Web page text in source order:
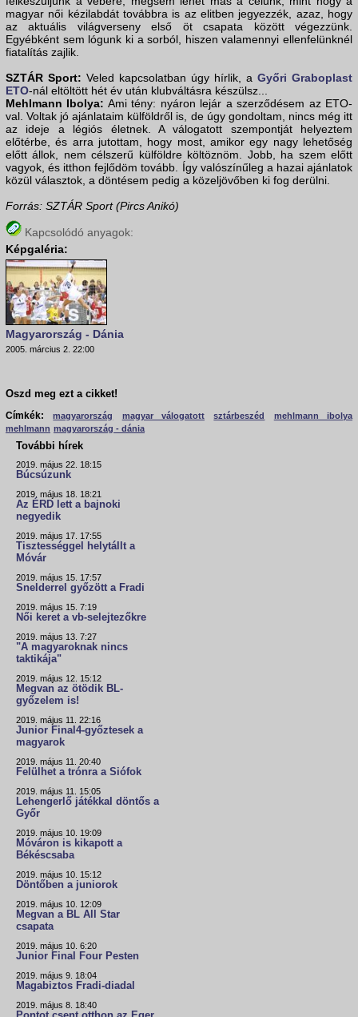
magyar női kézilabdát továbbra is az elitben jegyezzék, azaz, hogy
az aktuális világverseny első öt csapata között végezzünk.
Egyébként sem lógunk ki a sorból, hiszen valamennyi ellenfelünknél
fiatalítás zajlik.
SZTÁR Sport: Veled kapcsolatban úgy hírlik, a Győri Graboplast
ETO-nál eltöltött hét év után klubváltásra készülsz...
Mehlmann Ibolya: Ami tény: nyáron lejár a szerződésem az ETO-
val. Voltak jó ajánlataim külföldről is, de úgy gondoltam, nincs még itt
az ideje a légiós életnek. A válogatott szempontját helyeztem
előtérbe, és arra jutottam, hogy most, amikor egy nagy lehetőség
előtt állok, nem célszerű külföldre költöznöm. Jobb, ha szem előtt
vagyok, és itthon fejlődöm tovább. Így valószínűleg a hazai ajánlatok
közül választok, a döntésem pedig a közeljövőben ki fog derülni.
Forrás: SZTÁR Sport (Pircs Anikó)
Kapcsolódó anyagok:
Képgaléria:
Magyarország - Dánia
2005. március 2. 22:00
Oszd meg ezt a cikket!
Címkék:
magyarország magyar válogatott sztárbeszéd
mehlmann ibolya
mehlmann magyarország - dánia
További hírek
2019. május 22. 18:15
Búcsúzunk
2019. május 18. 18:21
Az ÉRD lett a bajnoki
negyedik
2019. május 17. 17:55
Tisztességgel helytállt a
Móvár
2019. május 15. 17:57
Snelderrel győzött a Fradi
2019. május 15. 7:19
Női keret a vb-selejtezőkre
2019. május 13. 7:27
"A magyaroknak nincs
taktikája"
2019. május 12. 15:12
Megvan az ötödik BL-
győzelem is!
2019. május 11. 22:16
Junior Final4-győztesek a
magyarok
2019. május 11. 20:40
Felülhet a trónra a Siófok
2019. május 11. 15:05
Lehengerlő játékkal döntős a
Győr
2019. május 10. 19:09
Móváron is kikapott a
Békéscsaba
2019. május 10. 15:12
Döntőben a juniorok
2019. május 10. 12:09
Megvan a BL All Star
csapata
2019. május 10. 6:20
Junior Final Four Pesten
2019. május 9. 18:04
Magabiztos Fradi-diadal
2019. május 8. 18:40